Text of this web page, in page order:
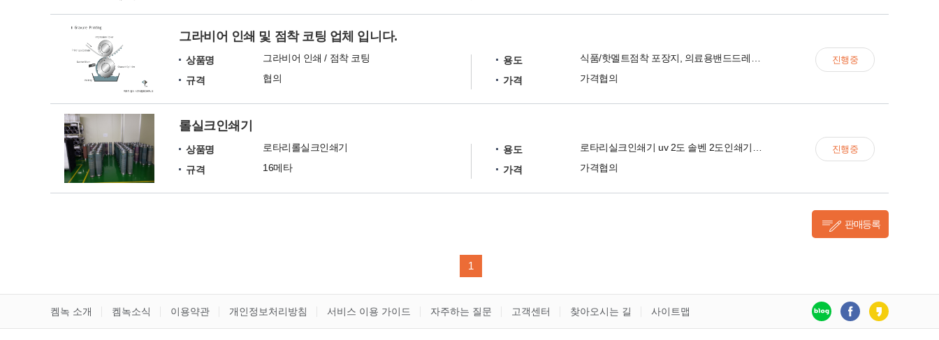
그라비어 인쇄 및 점착 코팅 업체 입니다.
상품명
그라비어 인쇄 / 점착 코팅
규격
협의
용도
가격
가격협의
진행중
롤실크인쇄기
상품명
로타리롤실크인쇄기
규격
16메타
용도
가격
가격협의
진행중
판매등록
1
켐녹 소개 켐녹소식 이용약관 개인정보처리방침 서비스 이용 가이드 자주하는 질문 고객센터 찾아오시는 길 사이트맵